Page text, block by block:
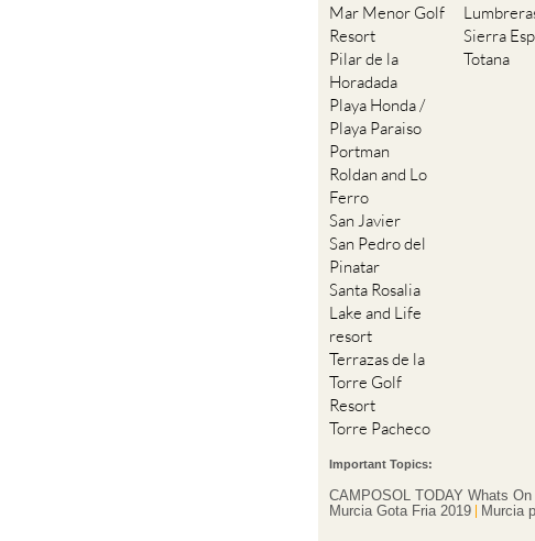
Mar Menor Golf
Resort
Pilar de la
Horadada
Playa Honda /
Playa Paraiso
Portman
Roldan and Lo
Ferro
San Javier
San Pedro del
Pinatar
Santa Rosalia
Lake and Life
resort
Terrazas de la
Torre Golf
Resort
Torre Pacheco
Sierra
Totana
Important Topics:
CAMPOSOL TODAY Whats On
Murcia Gota Fria 2019
Murcia